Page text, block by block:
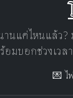
นแค่ไหนแล้ว?
อมบอกช่วงเว
💌 ไ